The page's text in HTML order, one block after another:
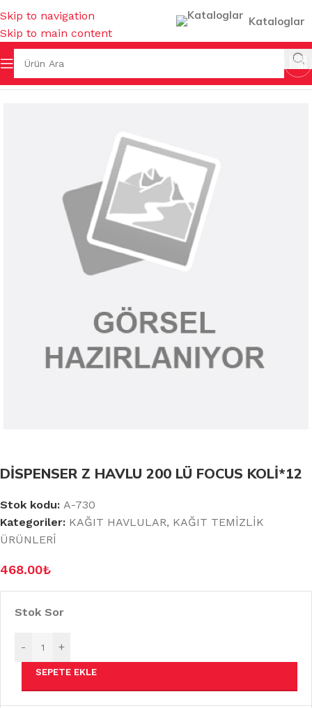
Skip to navigation
Skip to main content
Kataloglar
Ana Sayfa KAĞIT HAVLULAR
DİSPENSER Z HAVLU 200 LÜ FOCUS KOLİ*12
Stok kodu: A-730
Kategoriler: KAĞIT HAVLULAR, KAĞIT TEMİZLİK
ÜRÜNLERİ
468.00₺
Stok Sor
- +
SEPETE EKLE